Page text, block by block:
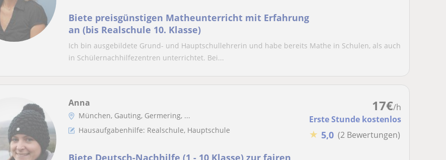
Biete preisgünstigen Matheunterricht mit Erfahrung
an (bis Realschule 10. Klasse)
Ich bin ausgebildete Grund- und Hauptschullehrerin und habe bereits Mathe in Schulen, als auch
in Schülernachhilfezentren unterrichtet. Bei...
17€/h
Erste Stunde kostenlos
★ 5,0 (2 Bewertungen)
Anna
München, Gauting, Germering, ...
Hausaufgabenhilfe: Realschule, Hauptschule
Biete Deutsch-Nachhilfe (1 - 10 Klasse) zur fairen